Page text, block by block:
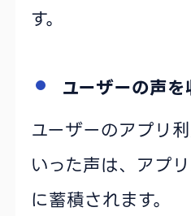
す。
ユーザーの声
ユーザーのアプリ
いった声は、アプ
に蓄積されます。